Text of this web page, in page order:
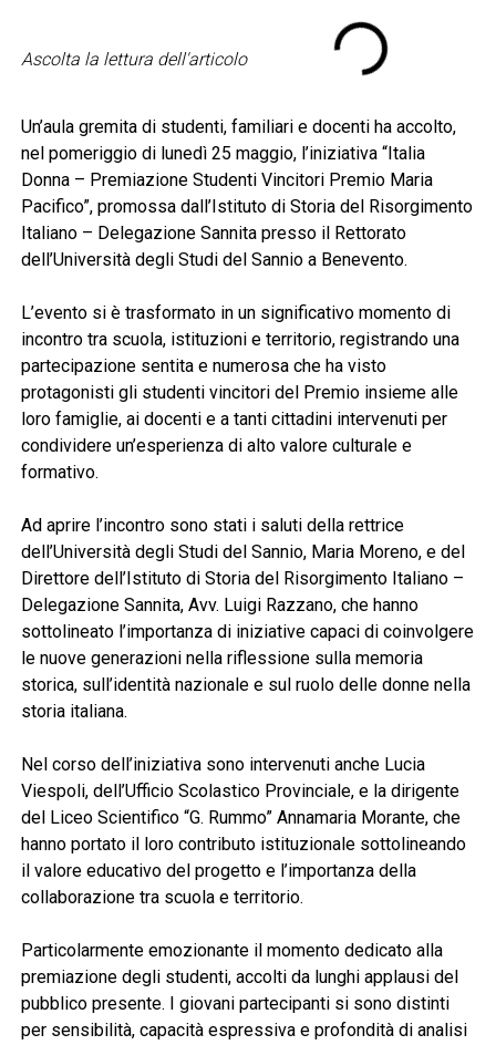
Ascolta la lettura dell'articolo
Un’aula gremita di studenti, familiari e docenti ha accolto,
nel pomeriggio di lunedì 25 maggio, l’iniziativa “Italia
Donna – Premiazione Studenti Vincitori Premio Maria
Pacifico”, promossa dall’Istituto di Storia del Risorgimento
Italiano – Delegazione Sannita presso il Rettorato
dell’Università degli Studi del Sannio a Benevento.
L’evento si è trasformato in un significativo momento di
incontro tra scuola, istituzioni e territorio, registrando una
partecipazione sentita e numerosa che ha visto
protagonisti gli studenti vincitori del Premio insieme alle
loro famiglie, ai docenti e a tanti cittadini intervenuti per
condividere un’esperienza di alto valore culturale e
formativo.
Ad aprire l’incontro sono stati i saluti della rettrice
dell’Università degli Studi del Sannio, Maria Moreno, e del
Direttore dell’Istituto di Storia del Risorgimento Italiano –
Delegazione Sannita, Avv. Luigi Razzano, che hanno
sottolineato l’importanza di iniziative capaci di coinvolgere
le nuove generazioni nella riflessione sulla memoria
storica, sull’identità nazionale e sul ruolo delle donne nella
storia italiana.
Nel corso dell’iniziativa sono intervenuti anche Lucia
Viespoli, dell’Ufficio Scolastico Provinciale, e la dirigente
del Liceo Scientifico “G. Rummo” Annamaria Morante, che
hanno portato il loro contributo istituzionale sottolineando
il valore educativo del progetto e l’importanza della
collaborazione tra scuola e territorio.
Particolarmente emozionante il momento dedicato alla
premiazione degli studenti, accolti da lunghi applausi del
pubblico presente. I giovani partecipanti si sono distinti
per sensibilità, capacità espressiva e profondità di analisi